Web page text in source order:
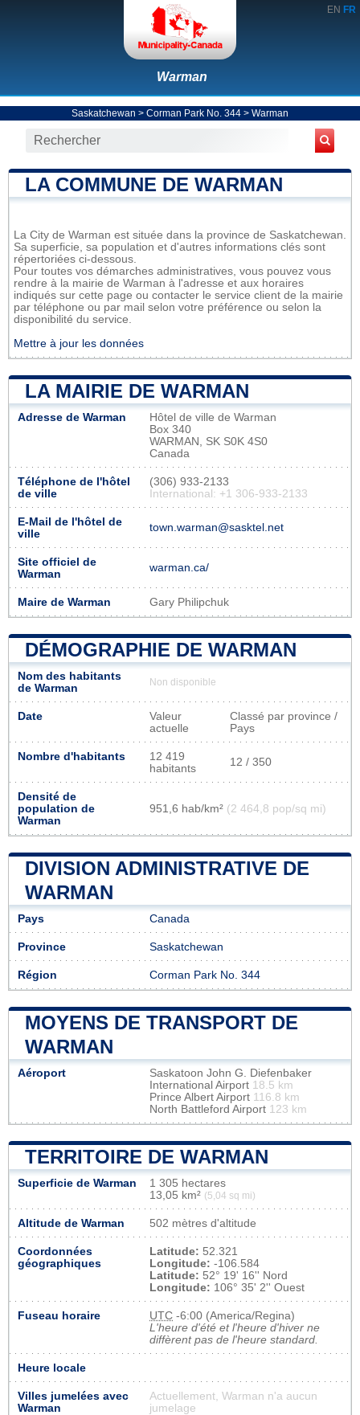
EN FR
Warman
Saskatchewan > Corman Park No. 344 > Warman
LA COMMUNE DE WARMAN
La City de Warman est située dans la province de Saskatchewan.
Sa superficie, sa population et d'autres informations clés sont
répertoriées ci-dessous.
Pour toutes vos démarches administratives, vous pouvez vous
rendre à la mairie de Warman à l'adresse et aux horaires
indiqués sur cette page ou contacter le service client de la mairie
par téléphone ou par mail selon votre préférence ou selon la
disponibilité du service.
Mettre à jour les données
LA MAIRIE DE WARMAN
Adresse de Warman
Hôtel de ville de Warman
Box 340
WARMAN, SK S0K 4S0
Canada
Téléphone de l'hôtel
de ville
(306) 933-2133
International: +1 306-933-2133
E-Mail de l'hôtel de
ville
town.warman@sasktel.net
Site officiel de
Warman
warman.ca/
Maire de Warman Gary Philipchuk
DÉMOGRAPHIE DE WARMAN
Nom des habitants
de Warman
Non disponible
Date
Valeur
actuelle
Classé par province /
Pays
Nombre d'habitants
12 419
habitants
12 / 350
Densité de
population de
Warman
951,6 hab/km² (2 464,8 pop/sq mi)
DIVISION ADMINISTRATIVE DE
WARMAN
Pays Canada
Province Saskatchewan
Région Corman Park No. 344
MOYENS DE TRANSPORT DE
WARMAN
Aéroport
Saskatoon John G. Diefenbaker
International Airport 18.5 km
Prince Albert Airport 116.8 km
North Battleford Airport 123 km
TERRITOIRE DE WARMAN
Superficie de Warman
1 305 hectares
13,05 km² (5,04 sq mi)
Altitude de Warman 502 mètres d'altitude
Coordonnées
géographiques
Latitude: 52.321
Longitude: -106.584
Latitude: 52° 19' 16'' Nord
Longitude: 106° 35' 2'' Ouest
Fuseau horaire UTC -6:00 (America/Regina)
L'heure d'été et l'heure d'hiver ne
diffèrent pas de l'heure standard.
Heure locale
Villes jumelées avec
Warman
Actuellement, Warman n'a aucun
jumelage